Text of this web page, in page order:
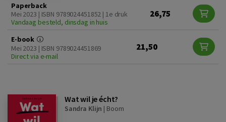
Paperback
Mei 2023 | ISBN 9789024451852 | 1e druk
Vandaag besteld, dinsdag in huis
26,75
E-book
Mei 2023 | ISBN 9789024451869
Direct via e-mail
21,50
Wat wil je écht?
Sandra Klijn | Boom